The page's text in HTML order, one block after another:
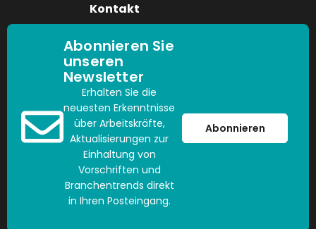
Kontakt
Abonnieren Sie
unseren
Newsletter
Erhalten Sie die
neuesten Erkenntnisse
über Arbeitskräfte,
Aktualisierungen zur
Einhaltung von
Vorschriften und
Branchentrends direkt
in Ihren Posteingang.
Abonnieren